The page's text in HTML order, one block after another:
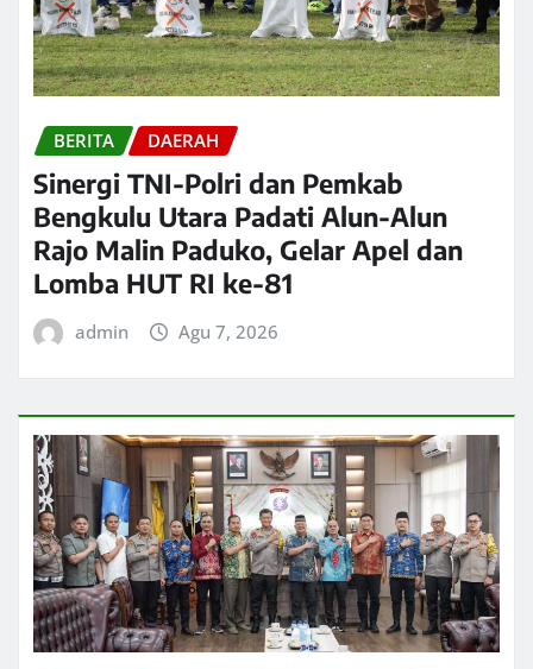
BERITA DAERAH
Sinergi TNI-Polri dan Pemkab
Bengkulu Utara Padati Alun-Alun
Rajo Malin Paduko, Gelar Apel dan
Lomba HUT RI ke-81
admin Agu 7, 2026